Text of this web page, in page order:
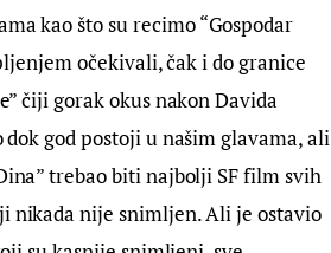
kao što su recimo “Gospodar
očekivali, čak i do granice
čiji gorak okus nakon Davida
god postoji u našim glavama, ali
trebao biti najbolji SF film svih
nikada nije snimljen. Ali je ostavio